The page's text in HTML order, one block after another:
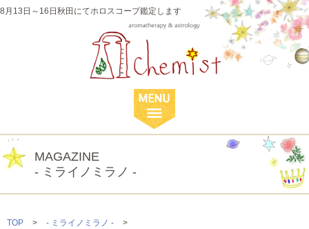
8月13日～16日秋田にてホロスコープ鑑定します
MAGAZINE
- ミライノミラノ -
TOP > - ミライノミラノ -
>